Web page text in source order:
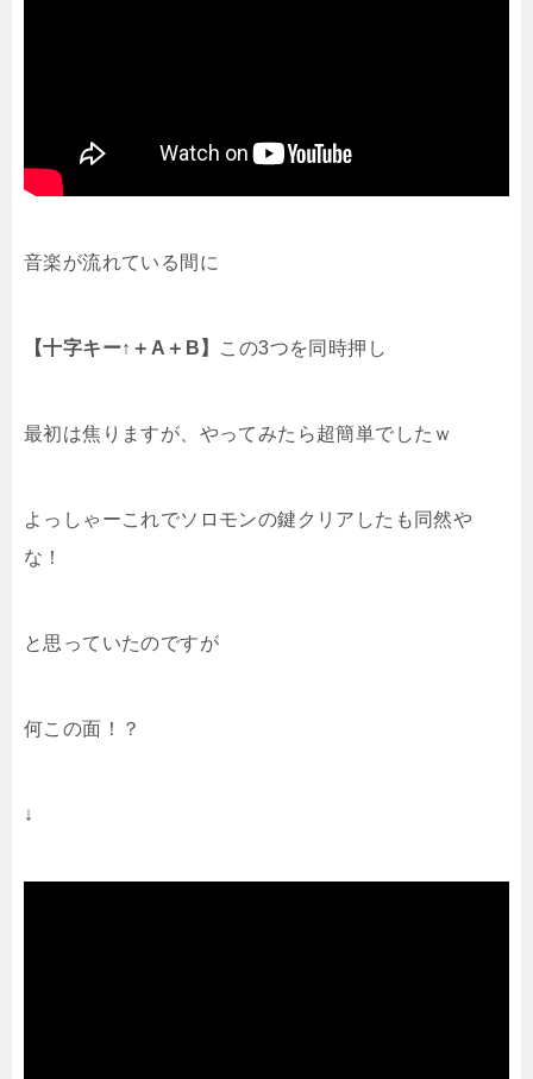
音楽が流れている間に
【十字キー↑＋A＋B】 この3つを同時押し
最初は焦りますが、やってみたら超簡単でしたｗ
よっしゃーこれでソロモンの鍵クリアしたも同然や
な！
と思っていたのですが
何この面！？
↓